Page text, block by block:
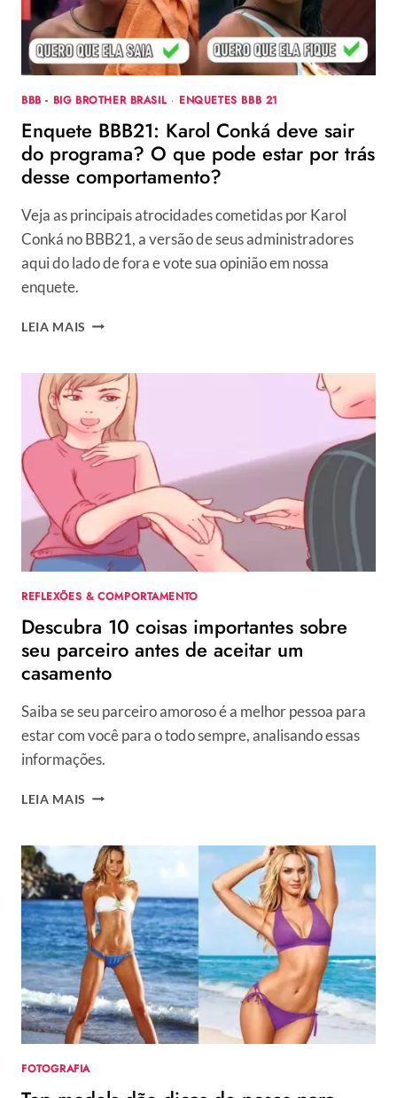
AFASTAR
BBB - BIG BROTHER BRASIL· ENQUETES BBB 21
Enquete BBB21: Karol Conká deve sair
do programa? O que pode estar por trás
desse comportamento?
Veja as principais atrocidades cometidas por Karol
Conká no BBB21, a versão de seus administradores
aqui do lado de fora e vote sua opinião em nossa
enquete.
LEIA MAIS ENQUETE
CONKÁ
DEVE
SAIR
DO
PROGRAMA?
O
PODE
ESTAR
POR
TRÁS
COMPORTAMENTO?
REFLEXÕES & COMPORTAMENTO
Descubra 10 coisas importantes sobre
seu parceiro antes de aceitar um
casamento
Saiba se seu parceiro amoroso é a melhor pessoa para
estar com você para o todo sempre, analisando essas
informações.
LEIA MAIS DESCUBRA
IMPORTANTES
SOBRE
SEU
PARCEIRO
ANTES
DE
ACEITAR
UM
CASAMENTO
FOTOGRAFIA